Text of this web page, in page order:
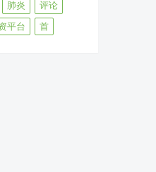
肺炎
评论
平台 首